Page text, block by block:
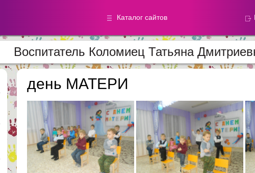
Каталог сайтов
Метод.
материалы
Добавлено — 59870
Галереи
Добавлено — 39050
Воспитатель Коломиец Татьяна
день МАТЕРИ